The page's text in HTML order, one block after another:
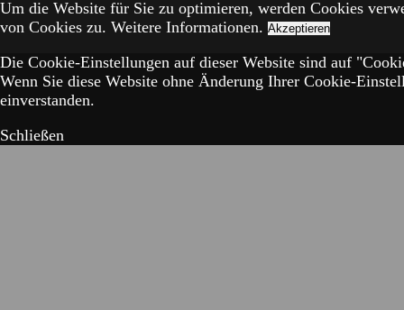
Um die Website für Sie zu optimieren, werden Cookies
von Cookies zu. Weitere Informationen. Akzeptieren
Die Cookie-Einstellungen auf dieser Website sind auf
Wenn Sie diese Website ohne Änderung Ihrer Cookie-
einverstanden.
Schließen